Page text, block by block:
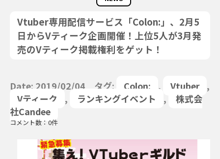
Vtuber専用配信サービス「Colon:」、2月5
日からVティーク企画開催！上位5人が3月発
売のVティーク掲載権利をゲット！
Date: 2019/02/04 タグ: Colon: , Vtuber
,
Vティーク
, ランキングイベント ,
株式会
社Candee
コメント数：0件